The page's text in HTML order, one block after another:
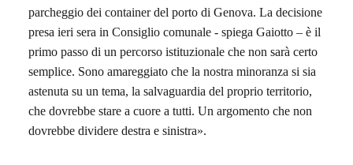
parcheggio dei container del porto di Genova. La decisione
presa ieri sera in Consiglio comunale - spiega Gaiotto – è il
primo passo di un percorso istituzionale che non sarà certo
semplice. Sono amareggiato che la nostra minoranza si sia
astenuta su un tema, la salvaguardia del proprio territorio,
che dovrebbe stare a cuore a tutti. Un argomento che non
dovrebbe dividere destra e sinistra».